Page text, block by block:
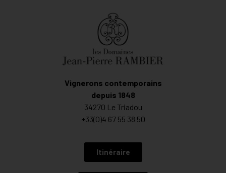
Vignerons contemporains
depuis 1848
34270 Le Triadou
+33(0)4 67 55 38 50
Itinéraire